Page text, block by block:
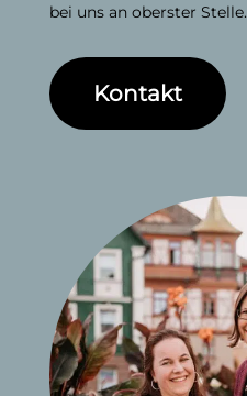
bei uns an oberster Stelle.
Kontakt